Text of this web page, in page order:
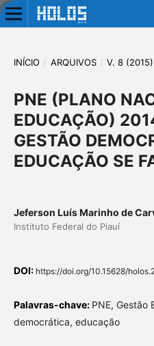
INÍCIO / ARQUIVOS / V. 8 (2015)
PNE (PLANO
EDUCAÇÃO)
GESTÃO
EDUCAÇÃO SE
Jeferson Luís Marinho de
Instituto Federal do Piauí
DOI: https://doi.org/10.15628/
Palavras-chave: PNE, Gestão
democrática, educação